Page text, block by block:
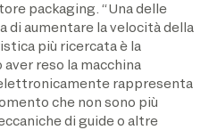
packaging. “Una delle
di aumentare la velocità della
più ricercata è la
reso la macchina
rappresenta
che non sono più
di guide o altre